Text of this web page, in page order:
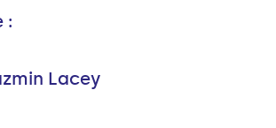
:
Lacey